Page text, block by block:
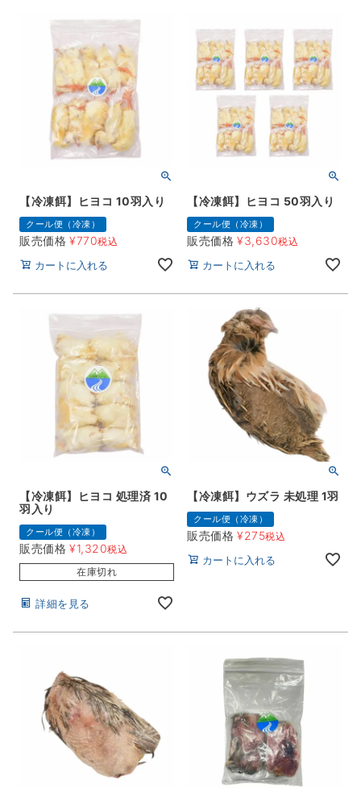
【冷凍餌】ヒヨコ 10羽入り
クール便（冷凍）
販売価格 ¥770税込
カートに入れる
【冷凍餌】ヒヨコ 50羽入り
クール便（冷凍）
販売価格 ¥3,630税込
カートに入れる
【冷凍餌】ヒヨコ 処理済 10
羽入り
クール便（冷凍）
販売価格 ¥1,320税込
在庫切れ
詳細を見る
【冷凍餌】ウズラ 未処理 1羽
クール便（冷凍）
販売価格 ¥275税込
カートに入れる